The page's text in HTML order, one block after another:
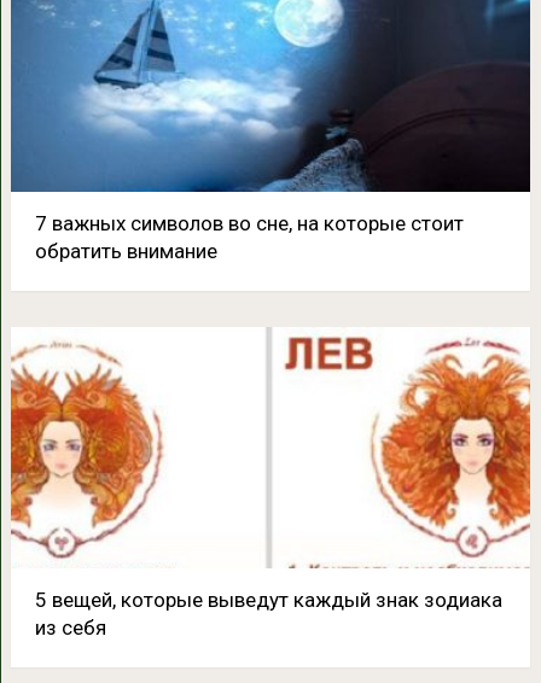
7 важных символов во сне, на которые стоит
обратить внимание
5 вещей, которые выведут каждый знак зодиака
из себя